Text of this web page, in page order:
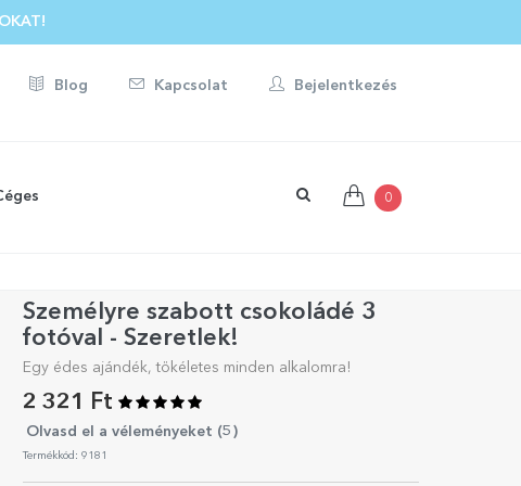
Blog Kapcsolat Bejelentkezés
0
Személyre szabott csokoládé 3
fotóval - Szeretlek!
Egy édes ajándék, tökéletes minden alkalomra!
2 321 Ft
Olvasd el a véleményeket (5 )
Termékkód: 9181